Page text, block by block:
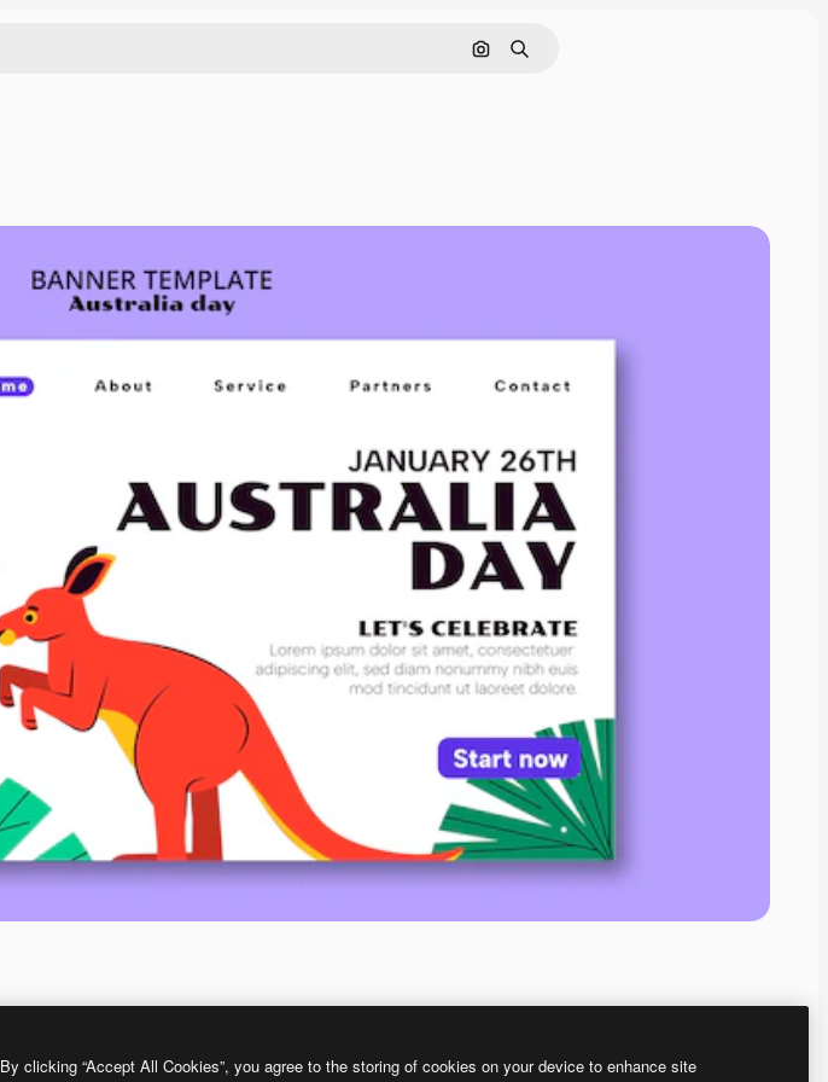
画像で検索
検索
By clicking “Accept All Cookies”, you agree to the storing of cookies on your device to enhance site